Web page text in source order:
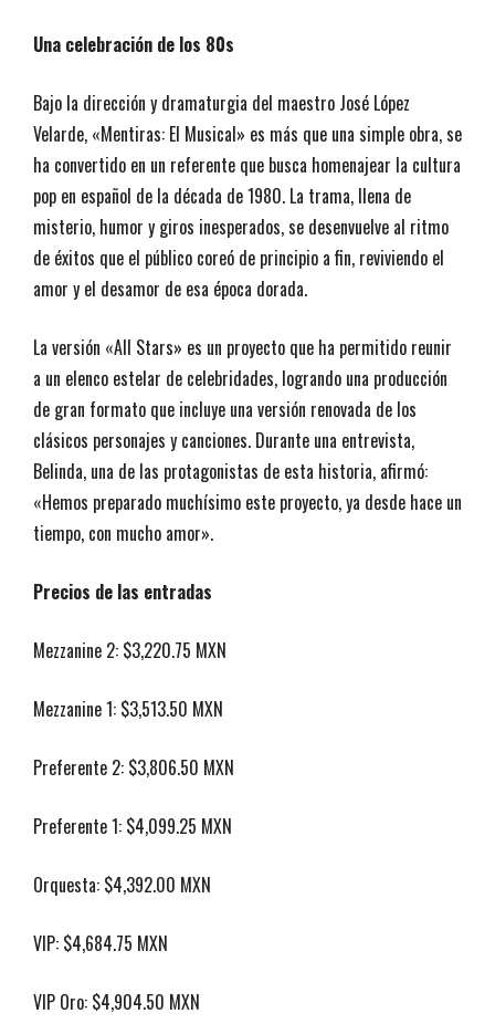
Una celebración de los 80s
Bajo la dirección y dramaturgia del maestro José López
Velarde, «Mentiras: El Musical» es más que una simple obra, se
ha convertido en un referente que busca homenajear la cultura
pop en español de la década de 1980. La trama, llena de
misterio, humor y giros inesperados, se desenvuelve al ritmo
de éxitos que el público coreó de principio a fin, reviviendo el
amor y el desamor de esa época dorada.
La versión «All Stars» es un proyecto que ha permitido reunir
a un elenco estelar de celebridades, logrando una producción
de gran formato que incluye una versión renovada de los
clásicos personajes y canciones. Durante una entrevista,
Belinda, una de las protagonistas de esta historia, afirmó:
«Hemos preparado muchísimo este proyecto, ya desde hace un
tiempo, con mucho amor».
Precios de las entradas
Mezzanine 2: $3,220.75 MXN
Mezzanine 1: $3,513.50 MXN
Preferente 2: $3,806.50 MXN
Preferente 1: $4,099.25 MXN
Orquesta: $4,392.00 MXN
VIP: $4,684.75 MXN
VIP Oro: $4,904.50 MXN